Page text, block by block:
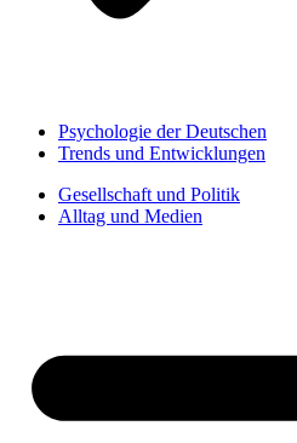
Psychologie der Deutschen
Trends und Entwicklungen
Gesellschaft und Politik
Alltag und Medien